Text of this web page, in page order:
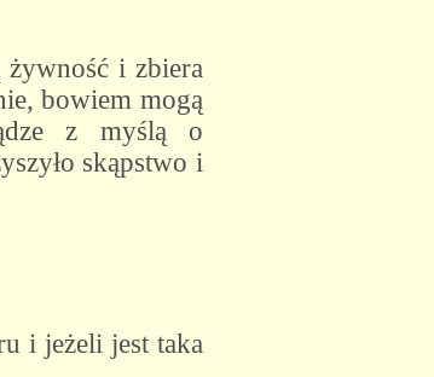
i zbiera
bowiem mogą
z myślą o
skąpstwo i
i jeżeli jest taka